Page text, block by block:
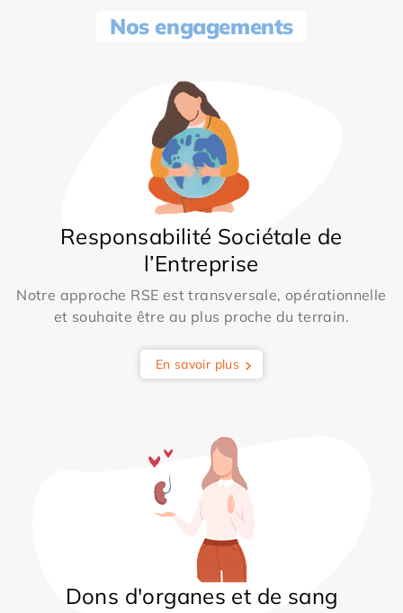
Nos engagements
Responsabilité Sociétale de
l’Entreprise
Notre approche RSE est transversale, opérationnelle
et souhaite être au plus proche du terrain.
En savoir plus
Dons d'organes et de sang